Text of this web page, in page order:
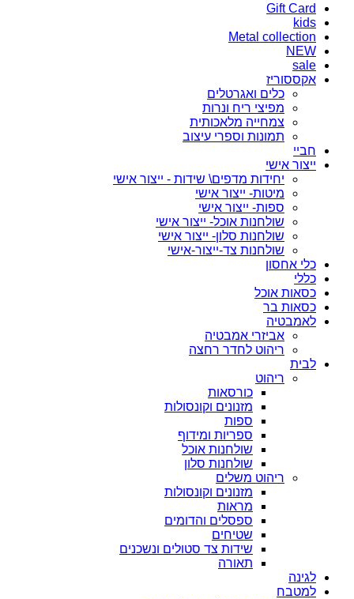
Gift Card
kids
Metal collection
NEW
sale
אקססוריז
כלים ואגרטלים
מפיצי ריח ונרות
צמחייה מלאכותית
תמונות וספרי עיצוב
חביי
ייצור אישי
יחידות מדפים\ שידות - ייצור אישי
מיטות- ייצור אישי
ספות- ייצור אישי
שולחנות אוכל- ייצור אישי
שולחנות סלון- ייצור אישי
שולחנות צד-ייצור-אישי
כלי אחסון
כללי
כסאות אוכל
כסאות בר
לאמבטיה
אביזרי אמבטיה
ריהוט לחדר רחצה
לבית
ריהוט
כורסאות
מזנונים וקונסולות
ספות
ספריות ומידוף
שולחנות אוכל
שולחנות סלון
ריהוט משלים
מזנונים וקונסולות
מראות
ספסלים והדומים
שטיחים
שידות צד סטולים ונשכנים
תאורה
לגינה
למטבח